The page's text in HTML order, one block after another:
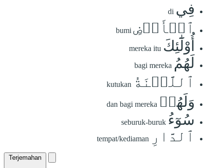
فِي di
ٱلۡأَرۡضِ bumi
أُوْلَٰٓئِكَ mereka itu
لَهُمُ bagi mereka
ٱللَّعۡنَةُ kutukan
وَلَهُمۡ dan bagi mereka
سُوٓءُ seburuk-buruk
ٱلدَّارِ tempat/kediaman
Terjemahan